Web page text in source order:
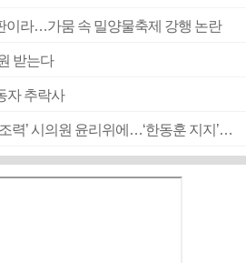
이라…가뭄 속 밀양물축제 강행 논란
받는다
자 추락사
국힘 부산시당, ‘정이한 조력’ 시의원 윤리위에…‘한동훈 지지’도 신고접수